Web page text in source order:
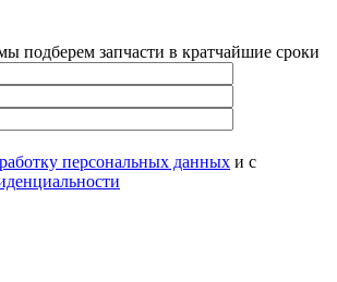
подберем запчасти в кратчайшие сроки
персональных данных и с